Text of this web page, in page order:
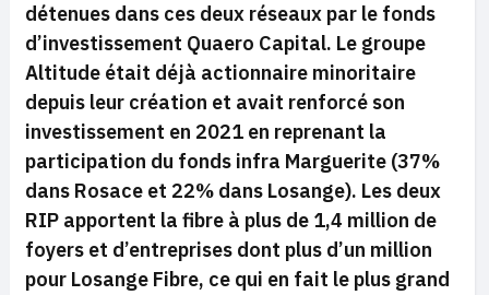
détenues dans ces deux réseaux par le fonds
d’investissement Quaero Capital. Le groupe
Altitude était déjà actionnaire minoritaire
depuis leur création et avait renforcé son
investissement en 2021 en reprenant la
participation du fonds infra Marguerite (37%
dans Rosace et 22% dans Losange). Les deux
RIP apportent la fibre à plus de 1,4 million de
foyers et d’entreprises dont plus d’un million
pour Losange Fibre, ce qui en fait le plus grand